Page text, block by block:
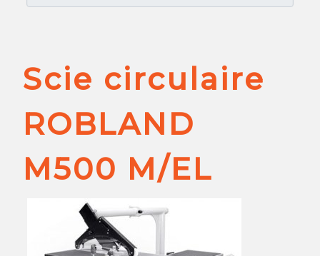
Scie circulaire
ROBLAND
M500 M/EL